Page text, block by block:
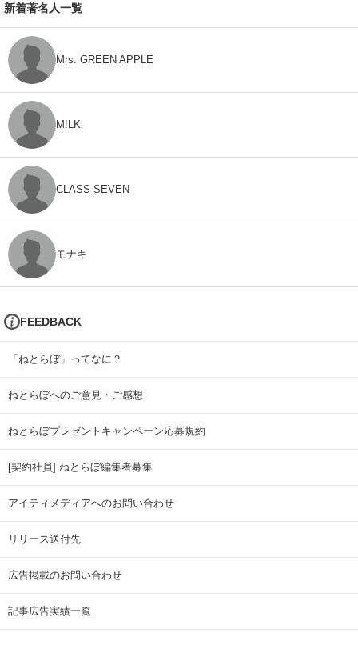
新着著名人一覧
Mrs. GREEN APPLE
M!LK
CLASS SEVEN
モナキ
FEEDBACK
「ねとらぼ」ってなに？
ねとらぼへのご意見・ご感想
ねとらぼプレゼントキャンペーン応募規約
[契約社員] ねとらぼ編集者募集
アイティメディアへのお問い合わせ
リリース送付先
広告掲載のお問い合わせ
記事広告実績一覧